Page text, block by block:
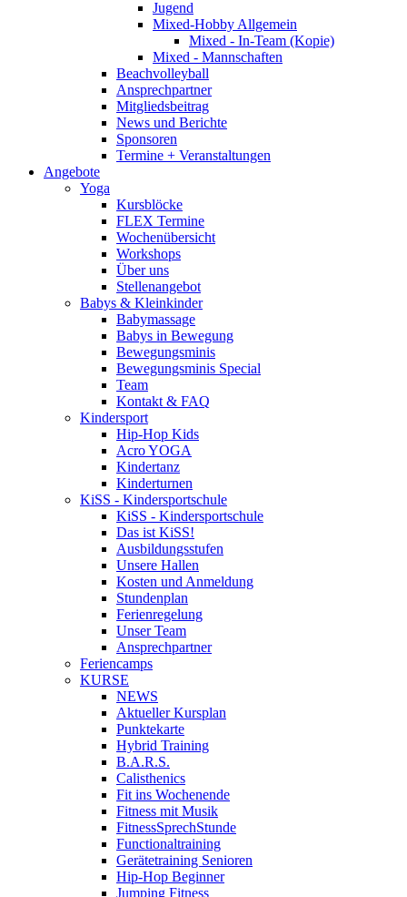
Jugend
Mixed-Hobby Allgemein
Mixed - In-Team (Kopie)
Mixed - Mannschaften
Beachvolleyball
Ansprechpartner
Mitgliedsbeitrag
News und Berichte
Sponsoren
Termine + Veranstaltungen
Angebote
Yoga
Kursblöcke
FLEX Termine
Wochenübersicht
Workshops
Über uns
Stellenangebot
Babys & Kleinkinder
Babymassage
Babys in Bewegung
Bewegungsminis
Bewegungsminis Special
Team
Kontakt & FAQ
Kindersport
Hip-Hop Kids
Acro YOGA
Kindertanz
Kinderturnen
KiSS - Kindersportschule
KiSS - Kindersportschule
Das ist KiSS!
Ausbildungsstufen
Unsere Hallen
Kosten und Anmeldung
Stundenplan
Ferienregelung
Unser Team
Ansprechpartner
Feriencamps
KURSE
NEWS
Aktueller Kursplan
Punktekarte
Hybrid Training
B.A.R.S.
Calisthenics
Fit ins Wochenende
Fitness mit Musik
FitnessSprechStunde
Functionaltraining
Gerätetraining Senioren
Hip-Hop Beginner
Jumping Fitness